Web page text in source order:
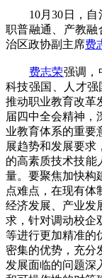
10月30日，自
职普融通、产教融
治区政协副主席费
费志荣强调，
科技强国、人才强
推动职业教育改革
届四中全会精神，
业教育体系的重要
展趋势和发展要求
的高素质技术技能
量。要聚焦加快构
点难点，在现有体
经济发展、产业发
求，针对调动校企
等进行更加精准的
密集的优势，充分
发展面临的问题深